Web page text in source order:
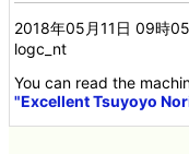
2018年05月11日 09時
logc_nt
You can read the
"Excellent Tsuyoyo